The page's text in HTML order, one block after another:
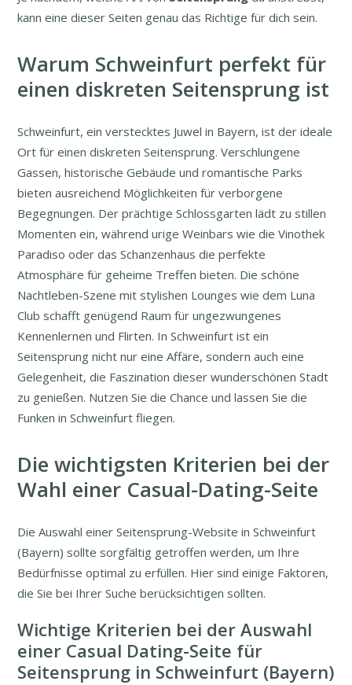
kann eine dieser Seiten genau das Richtige für dich sein.
Warum Schweinfurt perfekt für
einen diskreten Seitensprung ist
Schweinfurt, ein verstecktes Juwel in Bayern, ist der ideale
Ort für einen diskreten Seitensprung. Verschlungene
Gassen, historische Gebäude und romantische Parks
bieten ausreichend Möglichkeiten für verborgene
Begegnungen. Der prächtige Schlossgarten lädt zu stillen
Momenten ein, während urige Weinbars wie die Vinothek
Paradiso oder das Schanzenhaus die perfekte
Atmosphäre für geheime Treffen bieten. Die schöne
Nachtleben-Szene mit stylishen Lounges wie dem Luna
Club schafft genügend Raum für ungezwungenes
Kennenlernen und Flirten. In Schweinfurt ist ein
Seitensprung nicht nur eine Affäre, sondern auch eine
Gelegenheit, die Faszination dieser wunderschönen Stadt
zu genießen. Nutzen Sie die Chance und lassen Sie die
Funken in Schweinfurt fliegen.
Die wichtigsten Kriterien bei der
Wahl einer Casual-Dating-Seite
Die Auswahl einer Seitensprung-Website in Schweinfurt
(Bayern) sollte sorgfältig getroffen werden, um Ihre
Bedürfnisse optimal zu erfüllen. Hier sind einige Faktoren,
die Sie bei Ihrer Suche berücksichtigen sollten.
Wichtige Kriterien bei der Auswahl
einer Casual Dating-Seite für
Seitensprung in Schweinfurt (Bayern)